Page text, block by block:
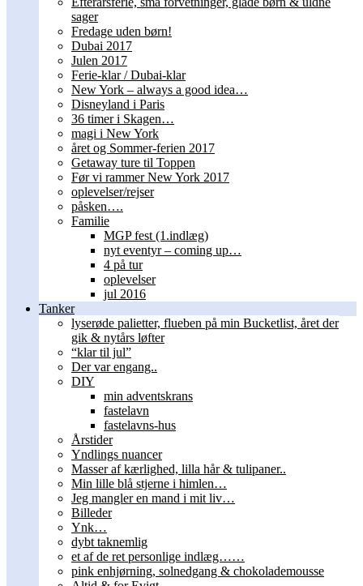
sager
Fredage uden børn!
Dubai 2017
Julen 2017
Ferie-klar / Dubai-klar
New York – always a good idea…
Disneyland i Paris
36 timer i Skagen…
magi i New York
året og Sommer-ferien 2017
Getaway ture til Toppen
Før vi rammer New York 2017
oplevelser/rejser
påsken….
Familie
MGP fest (1.indlæg)
nyt eventyr – coming up…
4 på tur
oplevelser
jul 2016
Tanker
lyserøde palietter, flueben på min Bucketlist, året der
gik & nytårs løfter
“klar til jul”
Der var engang..
DIY
min adventskrans
fastelavn
fastelavns-hus
Årstider
Yndlings nuancer
Masser af kærlighed, lilla hår & tulipaner..
Min lille blå stjerne i himlen…
Jeg mangler en mand i mit liv…
Billeder
Ynk…
dybt taknemlig
et af de ret personlige indlæg……
pink enhjørning, solnedgang & chokolademousse